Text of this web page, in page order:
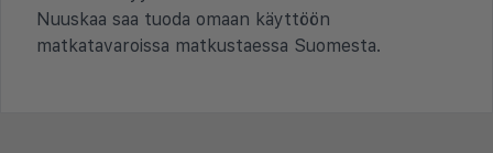
Nuuskaa saa tuoda omaan käyttöön
matkatavaroissa matkustaessa Suomesta.